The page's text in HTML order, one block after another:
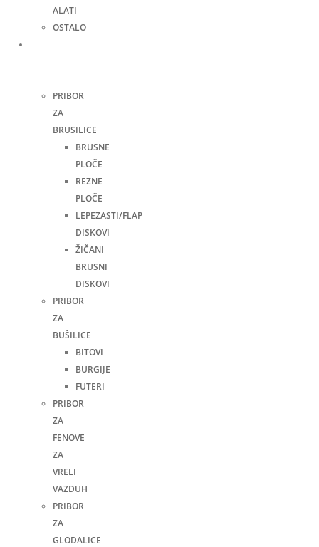
ALATI
OSTALO
PRIBOR
ZA
BRUSILICE
BRUSNE
PLOČE
REZNE
PLOČE
LEPEZASTI/FLAP
DISKOVI
ŽIČANI
BRUSNI
DISKOVI
PRIBOR
ZA
BUŠILICE
BITOVI
BURGIJE
FUTERI
PRIBOR
ZA
FENOVE
ZA
VRELI
VAZDUH
PRIBOR
ZA
GLODALICE